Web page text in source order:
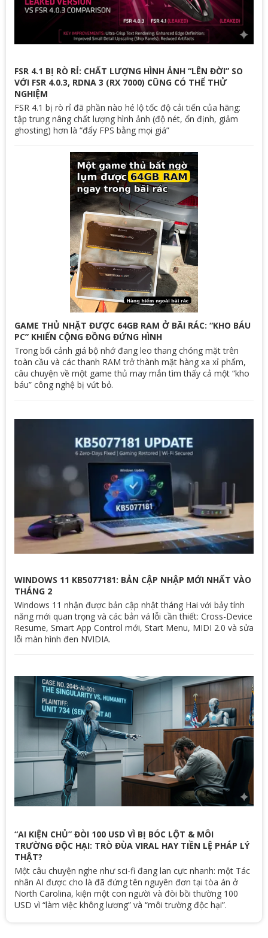
FSR 4.1 BỊ RÒ RỈ: CHẤT LƯỢNG HÌNH ẢNH “LÊN ĐỜI” SO
VỚI FSR 4.0.3, RDNA 3 (RX 7000) CŨNG CÓ THỂ THỬ
NGHIỆM
FSR 4.1 bị rò rỉ đã phần nào hé lộ tốc độ cải tiến của hãng:
tập trung nâng chất lượng hình ảnh (độ nét, ổn định, giảm
ghosting) hơn là “đẩy FPS bằng mọi giá”
GAME THỦ NHẶT ĐƯỢC 64GB RAM Ở BÃI RÁC: “KHO BÁU
PC” KHIẾN CỘNG ĐỒNG ĐỨNG HÌNH
Trong bối cảnh giá bộ nhớ đang leo thang chóng mặt trên
toàn cầu và các thanh RAM trở thành mặt hàng xa xỉ phẩm,
câu chuyện về một game thủ may mắn tìm thấy cả một “kho
báu” công nghệ bị vứt bỏ.
WINDOWS 11 KB5077181: BẢN CẬP NHẬP MỚI NHẤT VÀO
THÁNG 2
Windows 11 nhận được bản cập nhật tháng Hai với bảy tính
năng mới quan trọng và các bản vá lỗi cần thiết: Cross-Device
Resume, Smart App Control mới, Start Menu, MIDI 2.0 và sửa
lỗi màn hình đen NVIDIA.
“AI KIỆN CHỦ” ĐÒI 100 USD VÌ BỊ BÓC LỘT & MÔI
TRƯỜNG ĐỘC HẠI: TRÒ ĐÙA VIRAL HAY TIỀN LỆ PHÁP LÝ
THẬT?
Một câu chuyện nghe như sci-fi đang lan cực nhanh: một Tác
nhân AI được cho là đã đứng tên nguyên đơn tại tòa án ở
North Carolina, kiện một con người và đòi bồi thường 100
USD vì “làm việc không lương” và “môi trường độc hại”.